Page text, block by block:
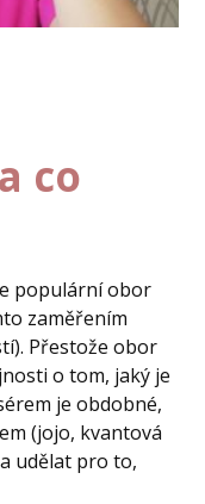
co
populární obor
zaměřením
Přestože obor
o tom, jaký je
je obdobné,
(jojo, kvantová
udělat pro to,